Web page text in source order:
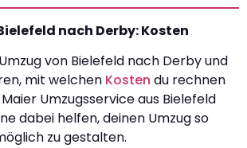
nach Derby: Kosten
von Bielefeld nach Derby und
mit welchen Kosten du rechnen
Umzugsservice aus Bielefeld
dabei helfen, deinen Umzug so
zu gestalten.